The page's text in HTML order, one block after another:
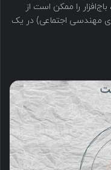
را ممکن است از
مهندسی اجتماعی) در یک